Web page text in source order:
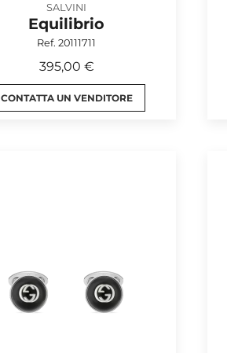
SALVINI
Equilibrio
Ref. 20111711
395,00 €
CONTATTA UN VENDITORE